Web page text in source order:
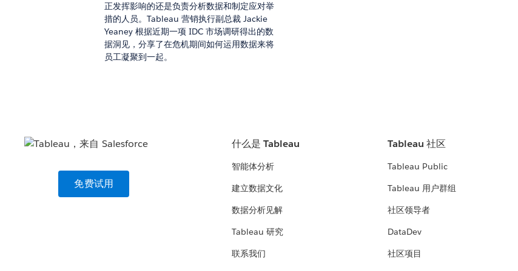
正发挥影响的还是负责分析数据和制定应对举
措的人员。Tableau 营销执行副总裁 Jackie
Yeaney 根据近期一项 IDC 市场调研得出的数
据洞见，分享了在危机期间如何运用数据来将
员工凝聚到一起。
免费试用
什么是 Tableau
智能体分析
建立数据文化
数据分析见解
Tableau 研究
联系我们
Tableau 社区
Tableau Public
Tableau 用户群组
社区领导者
DataDev
社区项目